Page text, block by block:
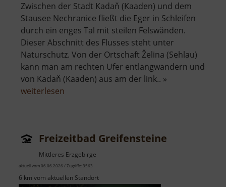
Zwischen der Stadt Kadaň (Kaaden) und dem
Stausee Nechranice fließt die Eger in Schleifen
durch ein enges Tal mit steilen Felswänden.
Dieser Abschnitt des Flusses steht unter
Naturschutz. Von der Ortschaft Želina (Sehlau)
kann man am rechten Ufer entlangwandern und
von Kadaň (Kaaden) aus am der link.. »
weiterlesen
Freizeitbad Greifensteine
Mittleres Erzgebirge
aktuell vom 06.06.2026 / Zugriffe: 3563
6 km vom aktuellen Standort